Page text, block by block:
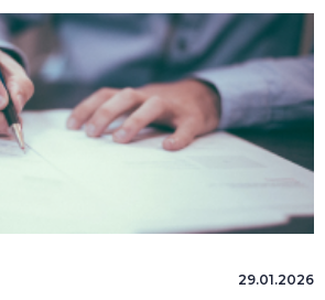
29.01.2026